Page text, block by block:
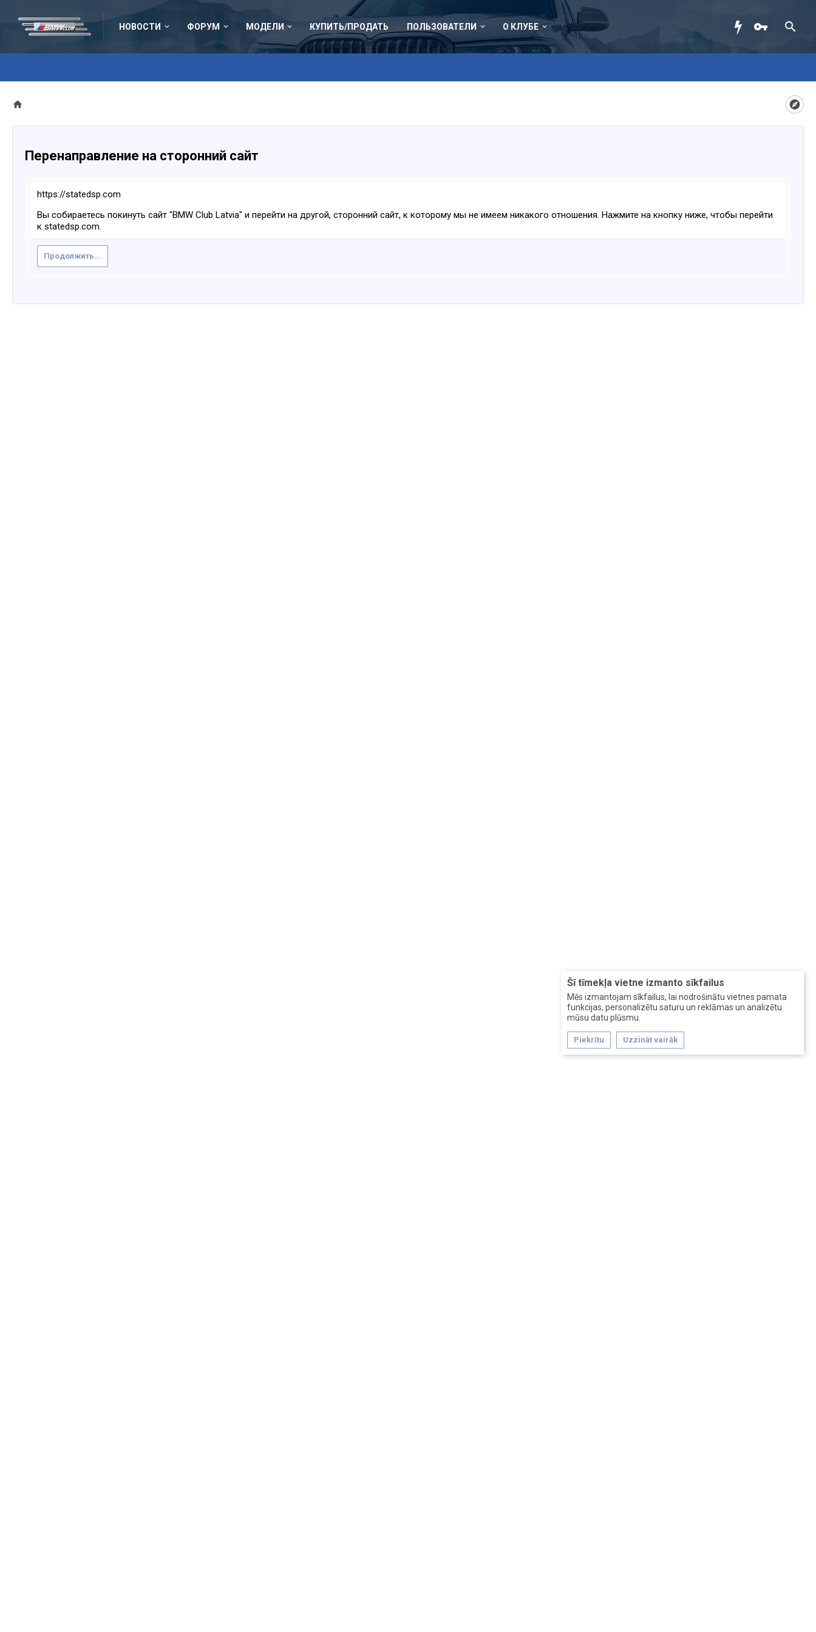
НОВОСТИ ФОРУМ МОДЕЛИ КУПИТЬ/ПРОДАТЬ ПОЛЬЗОВАТЕЛИ О КЛУБЕ
Šī tīmekļa vietne izmanto sīkfailus
Mēs izmantojam sīkfailus, lai nodrošinātu vietnes pamata
funkcijas, personalizētu saturu un reklāmas un analizētu
mūsu datu plūsmu.
Piekrītu Uzzināt vairāk
Перенаправление на сторонний сайт
https://statedsp.com
Вы собираетесь покинуть сайт "BMW Club Latvia" и перейти на другой, сторонний сайт, к которому мы не имеем никакого отношения. Нажмите на кнопку ниже, чтобы перейти
к statedsp.com.
Продолжить...